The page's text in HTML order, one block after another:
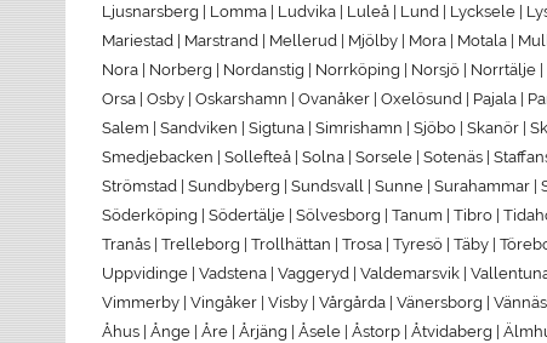
Ljusnarsberg | Lomma | Ludvika | Luleå | Lund | Lycksele |
Mariestad | Marstrand | Mellerud | Mjölby | Mora | Motala |
Nora | Norberg | Nordanstig | Norrköping | Norsjö | Norrtälje
Orsa | Osby | Oskarshamn | Ovanåker | Oxelösund | Pajala |
Salem | Sandviken | Sigtuna | Simrishamn | Sjöbo | Skanör |
Smedjebacken | Sollefteå | Solna | Sorsele | Sotenäs |
Strömstad | Sundbyberg | Sundsvall | Sunne | Surahammar |
Söderköping | Södertälje | Sölvesborg | Tanum | Tibro |
Tranås | Trelleborg | Trollhättan | Trosa | Tyresö | Täby |
Uppvidinge | Vadstena | Vaggeryd | Valdemarsvik |
Vimmerby | Vingåker | Visby | Vårgårda | Vänersborg |
Åhus | Ånge | Åre | Årjäng | Åsele | Åstorp | Åtvidaberg |